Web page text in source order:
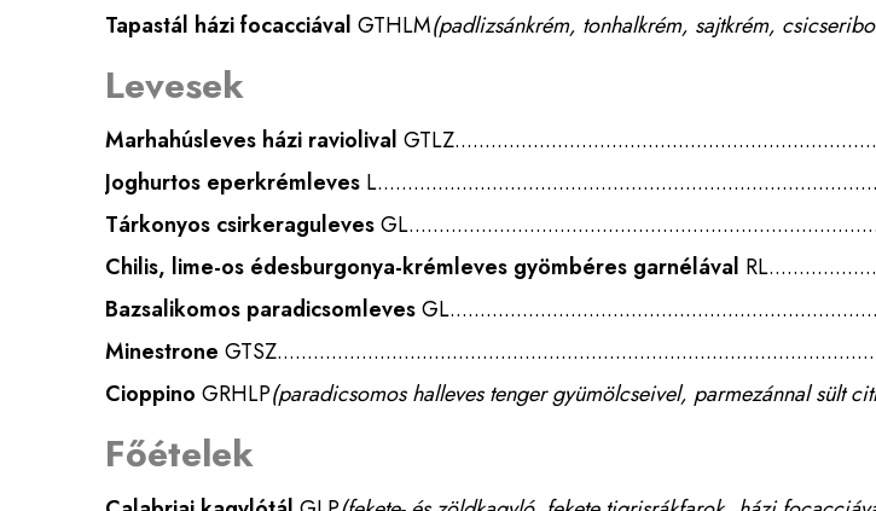
Tapastál házi focacciával GTHLM(padlizsánkrém, tonhalkrém, sajtkrém,
Levesek
Marhahúsleves házi raviolival GTLZ
Joghurtos eperkrémleves L
Tárkonyos csirkeragulevesGL
Chilis, lime-os édesburgonya-krémleves gyömbéres garnélával RL
Bazsalikomos paradicsomlevesGL
Minestrone GTSZ
Cioppino GRHLP(paradicsomos halleves tenger gyümölcseivel, parmezánnal sült
Főételek